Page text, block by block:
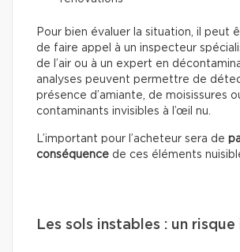
Pour bien évaluer la situation, il peut
de faire appel à un inspecteur
de l’air ou à un expert en
analyses peuvent permettre de
présence d’amiante, de moisissures
contaminants invisibles à l’œil nu.
L’important pour l’acheteur sera de
conséquence de ces éléments
Les sols instables : un